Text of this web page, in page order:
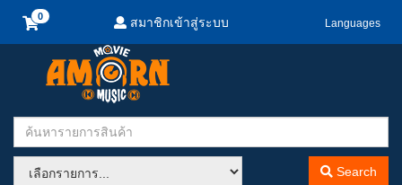
สมาชิกเข้าสู่ระบบ Languages
Search